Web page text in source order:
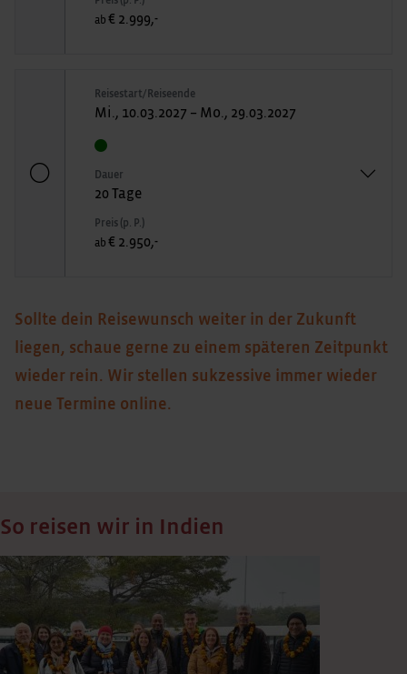
ab € 2.999,-
Reisestart/Reiseende
Mi., 10.03.2027 – Mo., 29.03.2027
Dauer
20 Tage
Preis (p. P.)
ab € 2.950,-
Sollte dein Reisewunsch weiter in der Zukunft
liegen, schaue gerne zu einem späteren Zeitpunkt
wieder rein. Wir stellen sukzessive immer wieder
neue Termine online.
So reisen wir in Indien